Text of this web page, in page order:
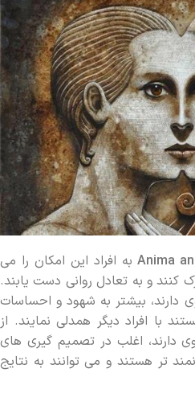
Animaبه افراد این امکان را می
کنند و به تعادل روانی دست یابند.
دارند، بیشتر به شهود و احساسات
با افراد دیگر همدلی نمایند. از
دارند، اغلب در تصمیم‌ گیری ‌های
تر هستند و می ‌توانند به نتایج